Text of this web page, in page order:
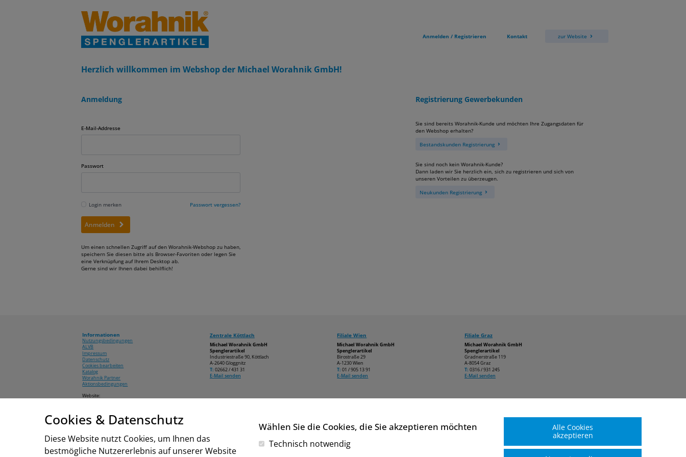
Anmelden / Registrieren Kontakt zur Website
Herzlich willkommen im Webshop der Michael Worahnik GmbH!
Anmeldung
E-Mail-Addresse
Passwort
Login merken Passwort vergessen?
Anmelden
Um einen schnellen Zugriff auf den Worahnik-Webshop zu haben,
speichern Sie diesen bitte als Browser-Favoriten oder legen Sie
eine Verknüpfung auf Ihrem Desktop ab.
Gerne sind wir Ihnen dabei behilflich!
Registrierung Gewerbekunden
Sie sind bereits Worahnik-Kunde und möchten Ihre Zugangsdaten für
den Webshop erhalten?
Bestandskunden Registrierung
Sie sind noch kein Worahnik-Kunde?
Dann laden wir Sie herzlich ein, sich zu registrieren und sich von
unseren Vorteilen zu überzeugen.
Neukunden Registrierung
Informationen
Nutzungsbedingungen
ALVB
Impressum
Datenschutz
Cookies bearbeiten
Katalog
Worahnik Partner
Aktionsbedingungen
Website:
Zentrale Köttlach
Michael Worahnik GmbH
Spenglerartikel
Industriestraße 90, Köttlach
A-2640 Gloggnitz
T: 02662 / 431 31
E-Mail senden
Filiale Wien
Michael Worahnik GmbH
Spenglerartikel
Birostraße 29
A-1230 Wien
T: 01 / 905 13 91
E-Mail senden
Filiale Graz
Michael Worahnik GmbH
Spenglerartikel
Gradnerstraße 119
A-8054 Graz
T: 0316 / 931 245
E-Mail senden
Cookies & Datenschutz
Diese Website nutzt Cookies, um Ihnen das
bestmögliche Nutzererlebnis auf unserer Website
Wählen Sie die Cookies, die Sie akzeptieren möchten
Technisch notwendig
Alle Cookies
akzeptieren